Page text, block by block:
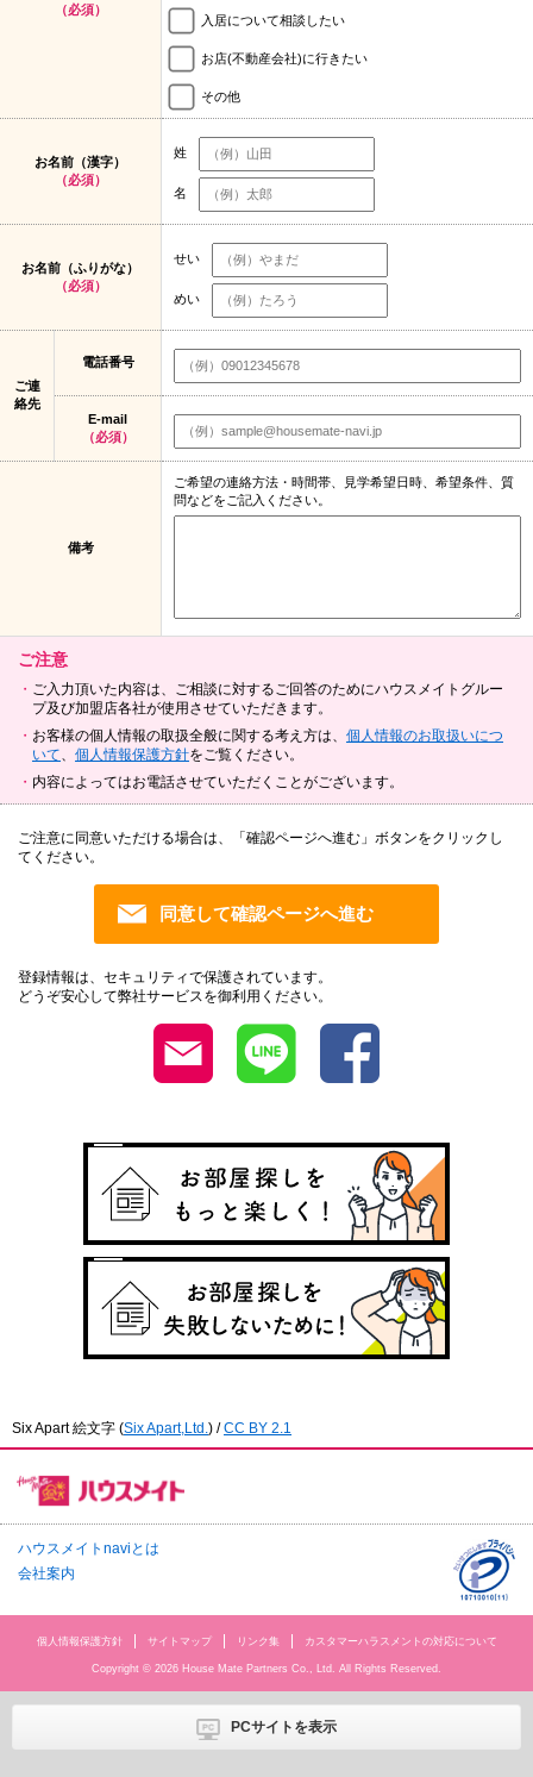
（必須）
入居について相談したい
お店(不動産会社)に行きたい
その他
お名前（漢字）
（必須）
姓
名
お名前（ふりがな）
（必須）
せい
めい
ご連
絡先
電話番号
E-mail
（必須）
備考
ご希望の連絡方法・時間帯、見学希望日時、希望条件、質
問などをご記入ください。
ご注意
ご入力頂いた内容は、ご相談に対するご回答のためにハウスメイトグルー
プ及び加盟店各社が使用させていただきます。
お客様の個人情報の取扱全般に関する考え方は、 個人情報のお取扱いにつ
いて
個人情報保護方針をご覧ください。
内容によってはお電話させていただくことがございます。
ご注意に同意いただける場合は、「確認ページへ進む」ボタンをクリックし
てください。
登録情報は、セキュリティで保護されています。
どうぞ安心して弊社サービスを御利用ください。
Six Apart 絵文字 (Six Apart,Ltd. ) /CC BY 2.1
ハウスメイトnaviとは
会社案内
個人情報保護方針 サイトマップ リンク集 カスタマーハラスメントの対応について
Copyright © 2026 House Mate Partners Co., Ltd. All Rights Reserved.
PCサイトを表示